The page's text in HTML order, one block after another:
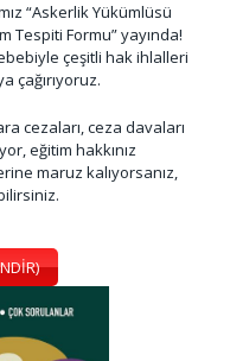
“Askerlik Yükümlüsü
Tespiti Formu” yayında!
çeşitli hak ihlalleri
çağırıyoruz.
cezaları, ceza davaları
eğitim hakkınız
maruz kalıyorsanız,